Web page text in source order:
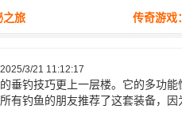
之旅 传奇游戏
3/21 11:12:17
垂钓技巧更上一层楼。它的多功
有钓鱼的朋友推荐了这套装备，